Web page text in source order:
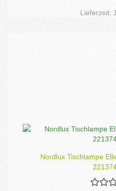
Lieferzeit:
Nordlux Tischlampe